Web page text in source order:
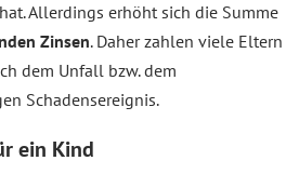
Allerdings erhöht sich die Summe
Zinsen. Daher zahlen viele Eltern
dem Unfall bzw. dem
Schadensereignis.
ein Kind